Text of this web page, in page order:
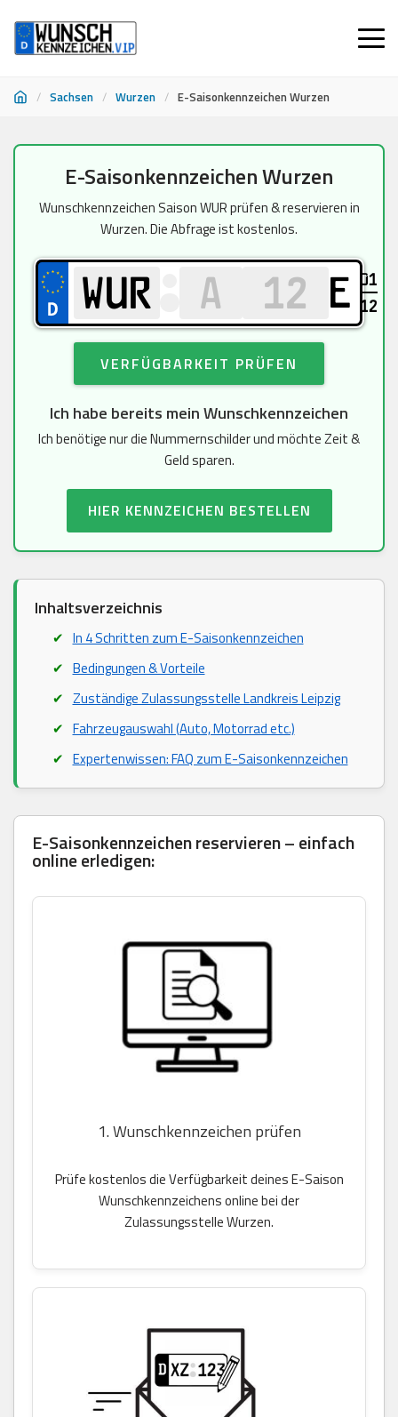
/ Sachsen / Wurzen / E-Saisonkennzeichen Wurzen
springen
E-Saisonkennzeichen Wurzen
Wunschkennzeichen Saison WUR prüfen & reservieren in
Wurzen. Die Abfrage ist kostenlos.
E
01
12
VERFÜGBARKEIT PRÜFEN
Ich habe bereits mein Wunschkennzeichen
Ich benötige nur die Nummernschilder und möchte Zeit &
Geld sparen.
HIER KENNZEICHEN BESTELLEN
Inhaltsverzeichnis
In 4 Schritten zum E-Saisonkennzeichen
Bedingungen & Vorteile
Zuständige Zulassungsstelle Landkreis Leipzig
Fahrzeugauswahl (Auto, Motorrad etc.)
Expertenwissen: FAQ zum E-Saisonkennzeichen
E-Saisonkennzeichen reservieren – einfach
online erledigen:
1. Wunschkennzeichen prüfen
Prüfe kostenlos die Verfügbarkeit deines E-Saison
Wunschkennzeichens online bei der
Zulassungsstelle Wurzen.